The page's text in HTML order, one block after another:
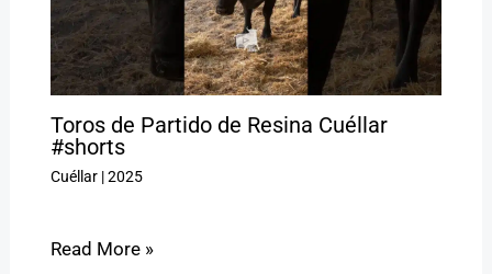
Toros de Partido de Resina Cuéllar
#shorts
Cuéllar|2025
Read More »